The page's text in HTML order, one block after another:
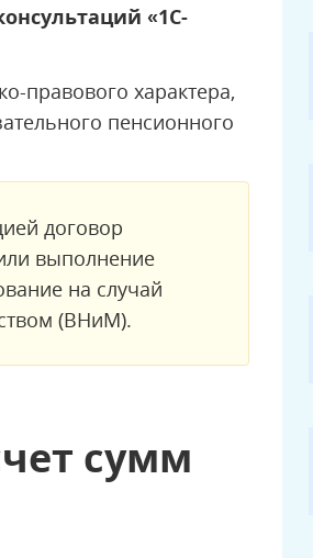
«1С-
правового характера,
пенсионного
договор
выполнение
на случай
(ВНиМ).
сумм